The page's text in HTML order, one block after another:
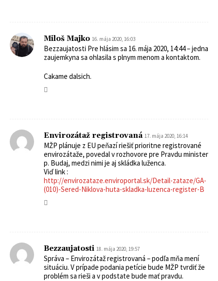
Miloš Majko 16. mája 2020, 16:03
Bezzaujatosti Pre hlásim sa 16. mája 2020, 14:44 – jedna
zaujemkyna sa ohlasila s plnym menom a kontaktom.
Cakame dalsich.
Envirozátaž registrovaná 17. mája 2020, 16:14
MŽP plánuje z EU peňazí riešiť prioritne registrované
envirozátaže, povedal v rozhovore pre Pravdu minister
p. Budaj, medzi nimi je aj skládka luženca.
Viď link :
http://envirozataze.enviroportal.sk/Detail-zataze/GA-
(010)-Sered-Niklova-huta-skladka-luzenca-register-B
Bezzaujatosti 18. mája 2020, 19:57
Správa – Envirozátaž registrovaná – podľa mňa mení
situáciu. V prípade podania petície bude MŽP tvrdiť že
problém sa rieši a v podstate bude mať pravdu.